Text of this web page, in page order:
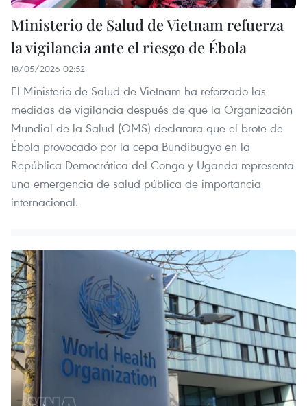
Ministerio de Salud de Vietnam refuerza
la vigilancia ante el riesgo de Ébola
18/05/2026 02:52
El Ministerio de Salud de Vietnam ha reforzado las
medidas de vigilancia después de que la Organización
Mundial de la Salud (OMS) declarara que el brote de
Ébola provocado por la cepa Bundibugyo en la
República Democrática del Congo y Uganda representa
una emergencia de salud pública de importancia
internacional.